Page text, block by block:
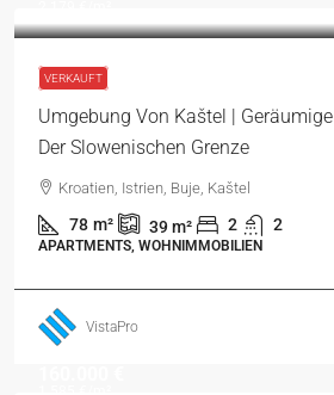
VERKAUFT
Umgebung Von Kaštel |
Der Slowenischen Grenze
Kroatien, Istrien, Buje, Kaštel
78 m² 39m² 2 2
APARTMENTS, WOHNIMMOBILIEN
VistaPro